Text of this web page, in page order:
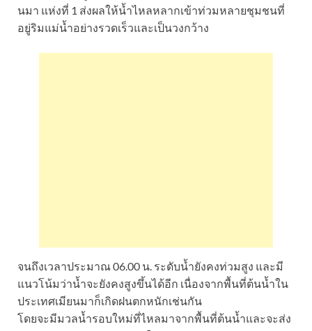
นมา แห่งที่ 1 ส่งผลให้น้ำไหลหลากเข้าท่วมหลายชุมชนที่
อยู่ริมแม่น้ำอย่างรวดเร็วและเป็นวงกว้าง
จนถึงเวลาประมาณ 06.00 น. ระดับน้ำยังคงท่วมสูง และมี
แนวโน้มว่าน้ำจะยังคงสูงขึ้นได้อีก เนื่องจากพื้นที่ต้นน้ำใน
ประเทศเมียนมาก็เกิดฝนตกหนักเช่นกัน
โดยจะมีมวลน้ำรอบใหม่ที่ไหลมาจากพื้นที่ต้นน้ำและจะส่ง